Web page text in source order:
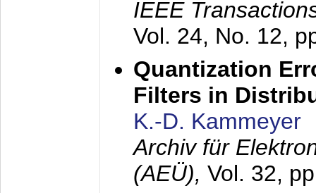
IEEE
Vol. 24, No. 12,
Quantization
Filters in
K.-D. Kammeyer
Archiv für
(AEÜ), Vol. 32,